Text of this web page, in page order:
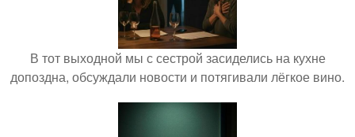
В тот выходной мы с сестрой засиделись на кухне
допоздна, обсуждали новости и потягивали лёгкое вино.